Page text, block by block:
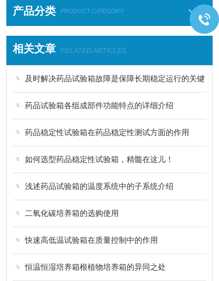
产品分类 PRODUCT CATEGORY
相关文章 RELATED ARTICLES
及时解决药品试验箱故障是保障长期稳定运行的关键
药品试验箱各组成部件功能特点的详细介绍
药品稳定性试验箱在药品稳定性测试方面的作用
如何选型药品稳定性试验箱，精髓在这儿！
浅述药品试验箱的温度系统中的子系统介绍
二氧化碳培养箱的选购使用
快速高低温试验箱在质量控制中的作用
恒温恒湿培养箱根植物培养箱的异同之处